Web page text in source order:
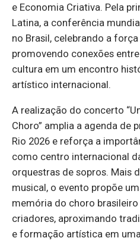
e Economia Criativa. Pela
Latina, a conferência
no Brasil, celebrando a
promovendo conexões
cultura em um encontro
artístico internacional.
A realização do concerto
Choro” amplia a agenda de
Rio 2026 e reforça a
como centro internacional
orquestras de sopros. Mais
musical, o evento propõe
memória do choro brasileiro
criadores, aproximando
e formação artística em